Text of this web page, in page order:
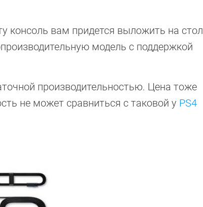
консоль вам придется выложить на стол
модель с поддержкой
производительностью. Цена тоже
не может сравниться с таковой у PS4